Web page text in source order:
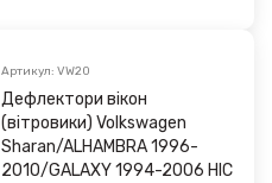
Артикул: VW20
Дефлектори вікон
(вітровики) Volkswagen
Sharan/ALHAMBRA 1996-
2010/GALAXY 1994-2006 HIC